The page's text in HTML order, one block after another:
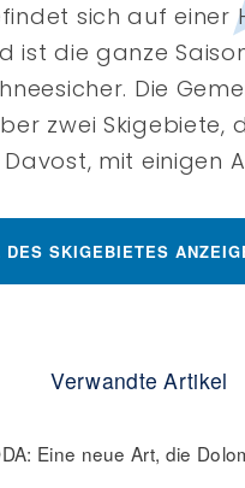
sich auf einer
ist die ganze
Die
zwei Skigebiete,
mit einigen
DES SKIGEBIETES
Verwandte Artikel
Eine neue Art, die